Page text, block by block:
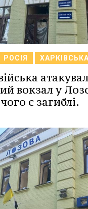
РОСІЯ
вокзал у
є загиблі.